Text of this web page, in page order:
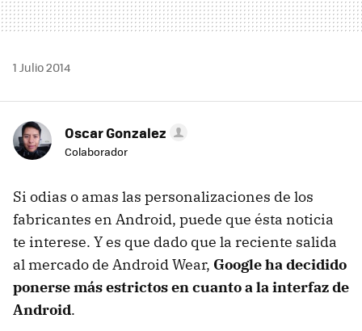
1 Julio 2014
Oscar Gonzalez
Colaborador
Si odias o amas las personalizaciones de los
fabricantes en Android, puede que ésta noticia
te interese. Y es que dado que la reciente salida
al mercado de Android Wear, Google ha decidido
ponerse más estrictos en cuanto a la interfaz de
Android.